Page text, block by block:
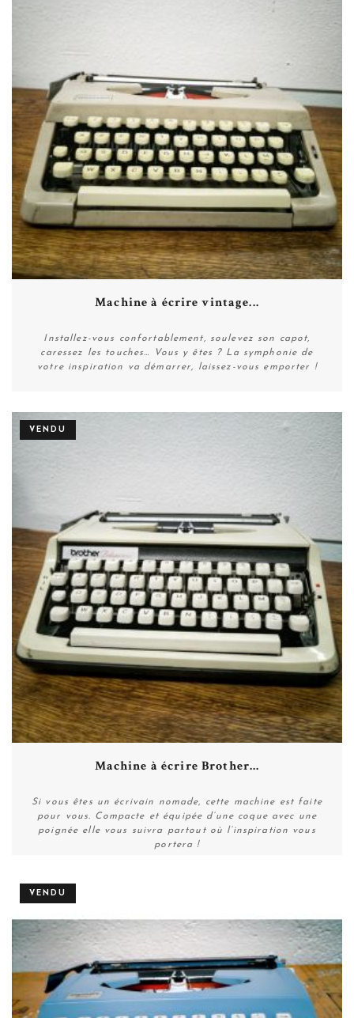
Machine à écrire vintage...
Installez-vous confortablement, soulevez son capot,
caressez les touches… Vous y êtes ? La symphonie de
votre inspiration va démarrer, laissez-vous emporter !
VENDU
Machine à écrire Brother...
Si vous êtes un écrivain nomade, cette machine est faite
pour vous. Compacte et équipée d’une coque avec une
poignée elle vous suivra partout où l’inspiration vous
portera !
VENDU